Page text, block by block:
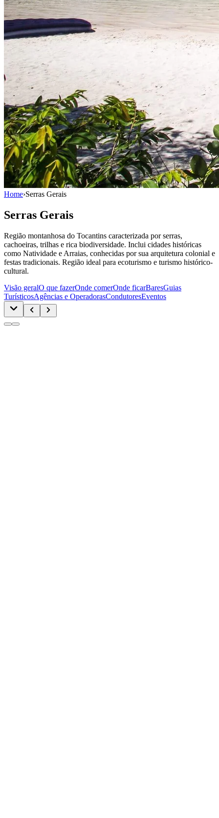
Home›Serras Gerais
Serras Gerais
Região montanhosa do Tocantins caracterizada por serras,
cachoeiras, trilhas e rica biodiversidade. Inclui cidades históricas
como Natividade e Arraias, conhecidas por sua arquitetura colonial e
festas tradicionais. Região ideal para ecoturismo e turismo histórico-
cultural.
Visão geralO que fazerOnde comerOnde ficarBaresGuias
TurísticosAgências e OperadorasCondutoresEventos